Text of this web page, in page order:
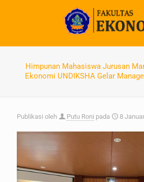
Himpunan Mahasiswa Jurusan
Ekonomi UNDIKSHA Gelar
Publikasi oleh Putu Roni pada 8